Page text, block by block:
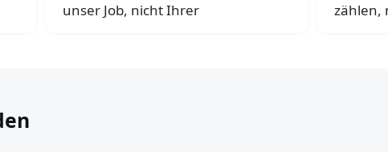
unser Job, nicht Ihrer
zählen,